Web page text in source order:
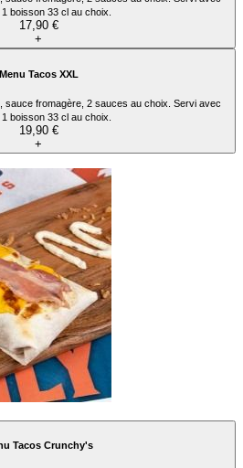
boisson 33 cl au choix.
17,90 €
+
Menu Tacos XXL
sauce fromagère, 2 sauces au choix. Servi avec
boisson 33 cl au choix.
19,90 €
+
Tacos Crunchy's